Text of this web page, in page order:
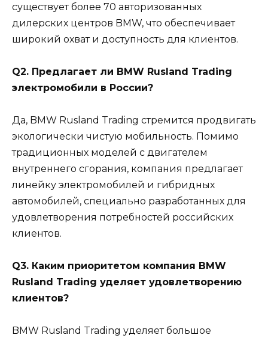
существует более 70 авторизованных
дилерских центров BMW, что обеспечивает
широкий охват и доступность для клиентов.
Q2. Предлагает ли BMW Rusland Trading
электромобили в России?
Да, BMW Rusland Trading стремится продвигать
экологически чистую мобильность. Помимо
традиционных моделей с двигателем
внутреннего сгорания, компания предлагает
линейку электромобилей и гибридных
автомобилей, специально разработанных для
удовлетворения потребностей российских
клиентов.
Q3. Каким приоритетом компания BMW
Rusland Trading уделяет удовлетворению
клиентов?
BMW Rusland Trading уделяет большое